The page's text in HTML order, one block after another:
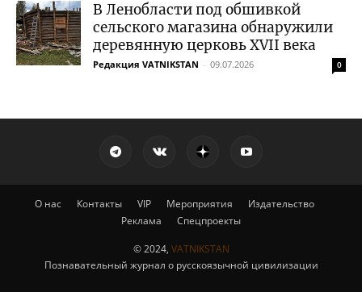
В Ленобласти под обшивкой
сельского магазина обнаружили
деревянную церковь XVII века
Редакция VATNIKSTAN - 09.07.2026 0
О нас Контакты VIP Мероприятия
Издательство
Реклама
Спецпроекты
© 2024, VATNIKSTAN
Познавательный журнал о русскоязычной цивилизации